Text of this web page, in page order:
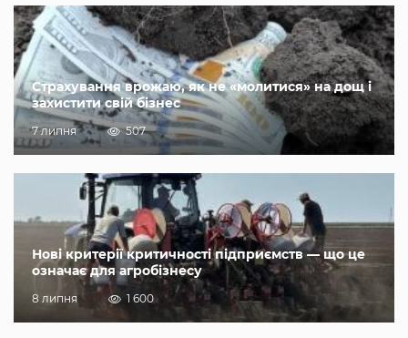
Страхування врожаю, як не «молитися» на дощ і
захистити свій бізнес
7 липня 507
Нові критерії критичності підприємств — що це
означає для агробізнесу
8 липня 1 600